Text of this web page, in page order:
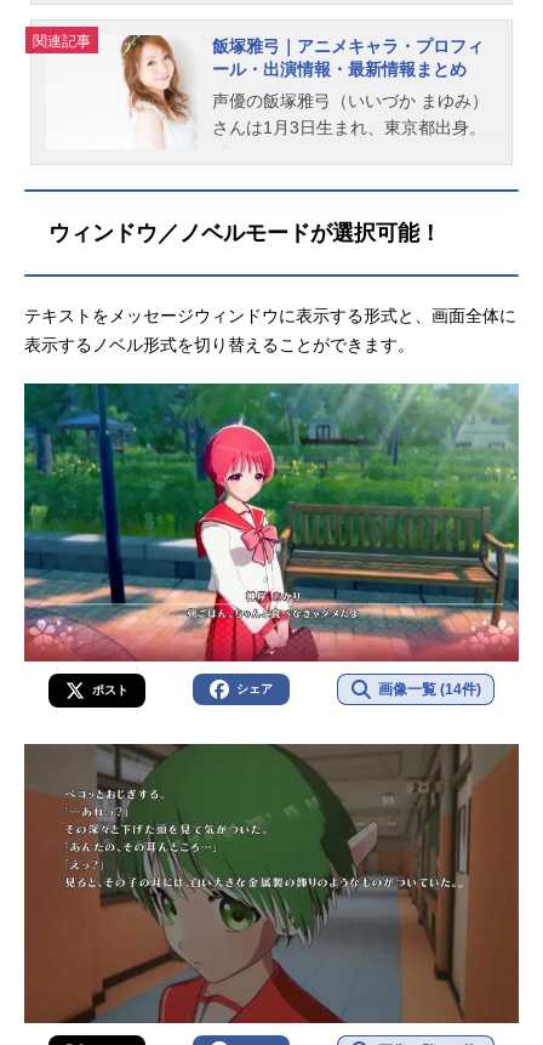
ィールと関連記事を紹介します。
関連記事
飯塚雅弓｜アニメキャラ・プロフィ
ール・出演情報・最新情報まとめ
声優の飯塚雅弓（いいづか まゆみ）
さんは1月3日生まれ、東京都出身。
ターを演じています。こちらでは、
ウィンドウ／ノベルモードが選択可能！
テキストをメッセージウィンドウに表示する形式と、画面全体に
表示するノベル形式を切り替えることができます。
ポスト シェア 画像一覧 (14件)